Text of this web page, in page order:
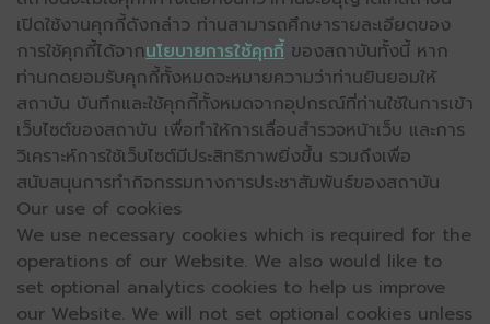
เปิดใช้งานคุกกี้ดังกล่าว ท่านสามารถศึกษารายละเอียดของ
การใช้คุกกี้ได้จากนโยบายการใช้คุกกี้ ของสถาบันทั้งนี้ หาก
ท่านกดยอมรับคุกกี้ทั้งหมดจะหมายความว่าท่านยินยอมให้
สถาบัน บันทึกและใช้คุกกี้ทั้งหมดจากอุปกรณ์ที่ท่านใช้ในการเข้า
เว็บไซต์ของสถาบัน เพื่อทำให้การเลื่อนสำรวจหน้าเว็บ และการ
วิเคราะห์การใช้เว็บไซต์มีประสิทธิภาพยิ่งขึ้น รวมถึงเพื่อ
สนับสนุนการทำกิจกรรมทางการประชาสัมพันธ์ของสถาบัน
Our use of cookies
We use necessary cookies which is required for the
operations of our Website. We also would like to
set optional analytics cookies to help us improve
our Website. We will not set optional cookies unless